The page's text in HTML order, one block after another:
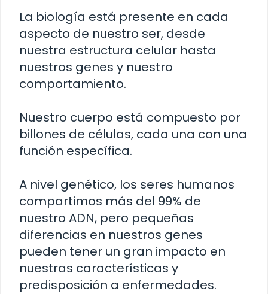
La biología está presente en cada
aspecto de nuestro ser, desde
nuestra estructura celular hasta
nuestros genes y nuestro
comportamiento.
Nuestro cuerpo está compuesto por
billones de células, cada una con una
función específica.
A nivel genético, los seres humanos
compartimos más del 99% de
nuestro ADN, pero pequeñas
diferencias en nuestros genes
pueden tener un gran impacto en
nuestras características y
predisposición a enfermedades.